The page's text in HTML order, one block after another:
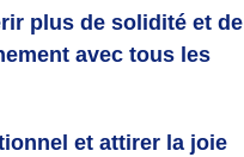
plus de solidité et de
avec tous les
et attirer la joie